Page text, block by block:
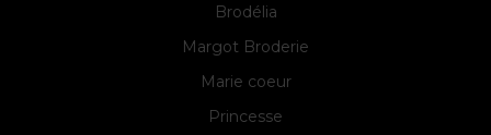
Brodélia
Margot Broderie
Marie coeur
Princesse